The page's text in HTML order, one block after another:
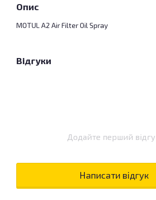
Опис
MOTUL A2 Air Filter Oil Spray
Відгуки
Додайте перший
Написати відгук